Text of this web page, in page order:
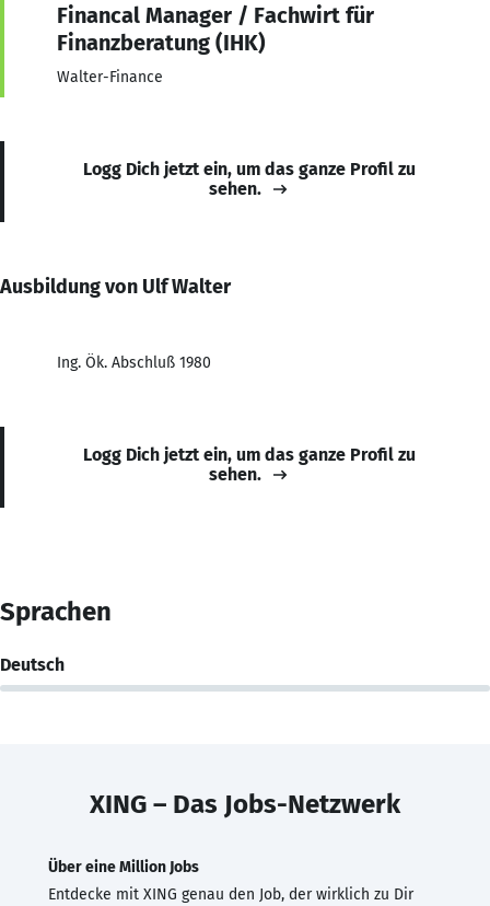
Financal Manager / Fachwirt für
Finanzberatung (IHK)
Walter-Finance
Logg Dich jetzt ein, um das ganze Profil zu
sehen.
Ausbildung von Ulf Walter
Ing. Ök. Abschluß 1980
Logg Dich jetzt ein, um das ganze Profil zu
sehen.
Sprachen
Deutsch
XING – Das Jobs-Netzwerk
Über eine Million Jobs
Entdecke mit XING genau den Job, der wirklich zu Dir